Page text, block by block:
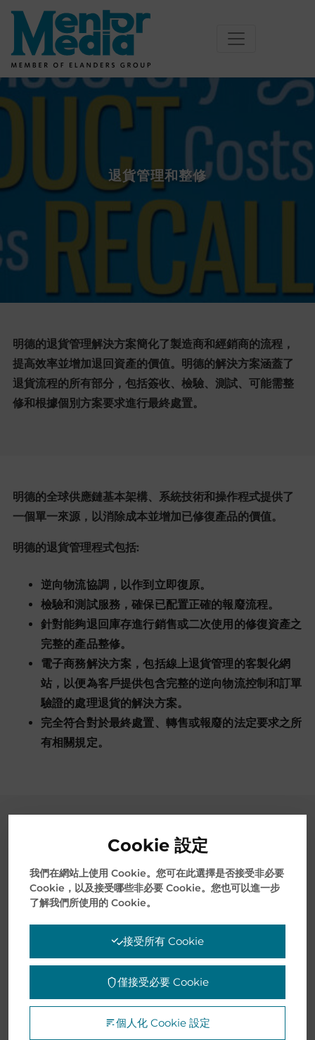
Skip
content
退貨管理和整修
明德的退貨管理解決方案簡化了製造商和經銷商的流程，
提高效率並增加退回資產的價值。明德的解決方案涵蓋了
退貨流程的所有部分，包括簽收、檢驗、測試、可能需整
修和根據個別方案要求進行最終處置。
明德的全球供應鏈基本架構、系統技術和操作程式提供了
一個單一來源，以消除成本並增加已修復產品的價值。
明德的退貨管理程式包括:
逆向物流協調，以作到立即復原。
檢驗和測試服務，確保已配置正確的報廢流程。
針對能夠退回庫存進行銷售或二次使用的修復資產之
完整的產品整修。
電子商務解決方案，包括線上退貨管理的客製化網
站，以便為客戶提供包含完整的逆向物流控制和訂單
驗證的處理退貨的解決方案。
完全符合對於最終處置、轉售或報廢的法定要求之所
有相關規定。
個案研究
Cookie 設定
我們在網站上使用 Cookie。您可在此選擇是否接受非必要
Cookie，以及接受哪些非必要 Cookie。您也可以進一步
了解我們所使用的 Cookie。
接受所有 Cookie
僅接受必要 Cookie
個人化 Cookie 設定